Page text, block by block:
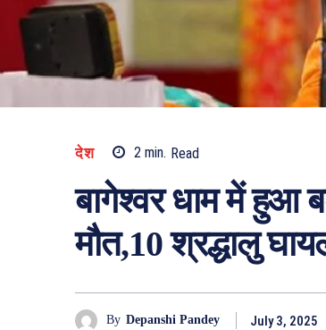
देश 2 min. Read
बागेश्वर धाम में हुआ
मौत,10 श्रद्धालु
By Depanshi Pandey July 3, 2025